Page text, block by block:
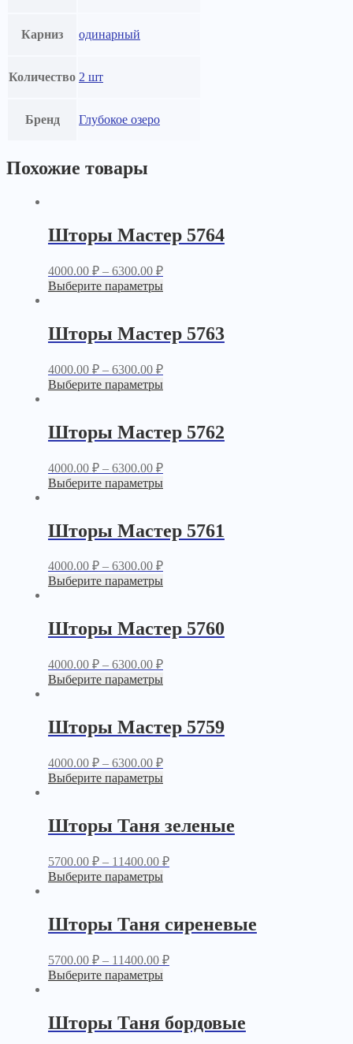
Карниз одинарный
Количество 2 шт
Бренд Глубокое озеро
Похожие товары
Шторы Мастер 5764
4000.00 ₽– 6300.00 ₽
Выберите параметры
Шторы Мастер 5763
4000.00 ₽– 6300.00 ₽
Выберите параметры
Шторы Мастер 5762
4000.00 ₽– 6300.00 ₽
Выберите параметры
Шторы Мастер 5761
4000.00 ₽– 6300.00 ₽
Выберите параметры
Шторы Мастер 5760
4000.00 ₽– 6300.00 ₽
Выберите параметры
Шторы Мастер 5759
4000.00 ₽– 6300.00 ₽
Выберите параметры
Шторы Таня зеленые
5700.00 ₽– 11400.00 ₽
Выберите параметры
Шторы Таня сиреневые
5700.00 ₽– 11400.00 ₽
Выберите параметры
Шторы Таня бордовые